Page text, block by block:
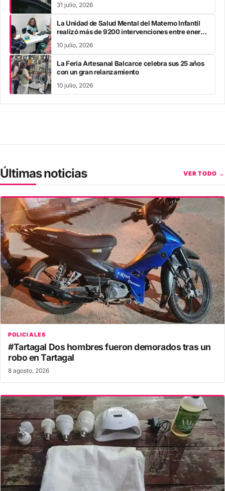
31 julio, 2026
La Unidad de Salud Mental del Materno Infantil
realizó más de 9200 intervenciones entre enero
10 julio, 2026
La Feria Artesanal Balcarce celebra sus 25 años
con un gran relanzamiento
10 julio, 2026
Últimas noticias VER TODO →
POLICIALES
#Tartagal Dos hombres fueron demorados tras un
robo en Tartagal
8 agosto, 2026